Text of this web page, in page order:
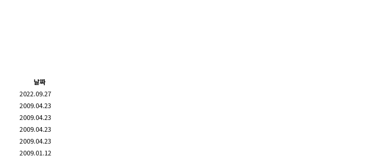
날짜
2022.09.27
2009.04.23
2009.04.23
2009.04.23
2009.04.23
2009.01.12